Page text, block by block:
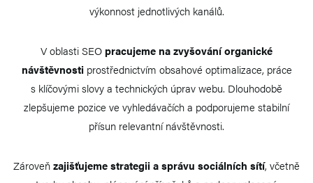
výkonnost jednotlivých kanálů.
V oblasti SEO pracujeme na zvyšování organické
návštěvnostiprostřednictvím obsahové optimalizace, práce
s klíčovými slovy a technických úprav webu. Dlouhodobě
zlepšujeme pozice ve vyhledávačích a podporujeme stabilní
přísun relevantní návštěvnosti.
Zároveňzajišťujeme strategii a správu sociálních sítí, včetně